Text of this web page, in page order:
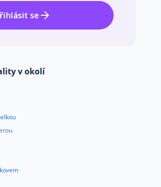
se
v okolí